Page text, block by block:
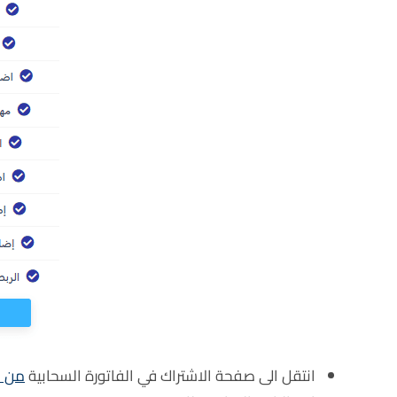
انتقل الى صفحة الاشتراك في الفاتورة السحابيةمن